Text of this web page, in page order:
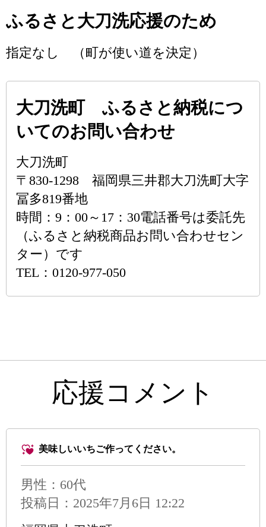
ふるさと大刀洗応援のため
指定なし （町が使い道を決定）
大刀洗町 ふるさと納税につ
いてのお問い合わせ
大刀洗町
〒830-1298 福岡県三井郡大刀洗町大字
冨多819番地
時間：9：00～17：30電話番号は委託先
（ふるさと納税商品お問い合わせセン
ター）です
TEL：0120-977-050
応援コメント
美味しいいちご作ってください。
男性 ：60代
投稿日：2025年7月6日 12:22